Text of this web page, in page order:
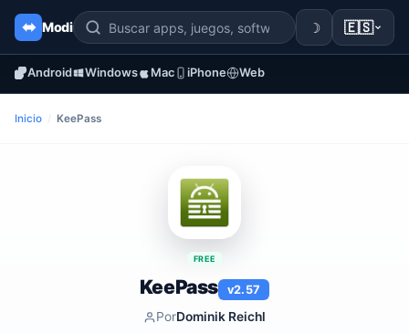
Modi ☽ 🇪🇸
Android Windows Mac iPhone Web
Inicio / KeePass
FREE
KeePass v2.57
PorDominik Reichl